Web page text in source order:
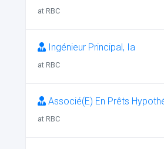
at RBC
Ingénieur Principal, Ia
at RBC
Associé(E) En Prêts
at RBC